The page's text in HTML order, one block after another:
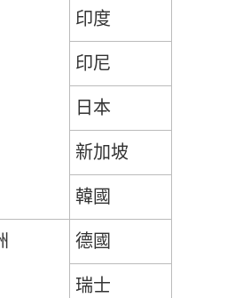
印度
印尼
日本
新加坡
韓國
德國
瑞士